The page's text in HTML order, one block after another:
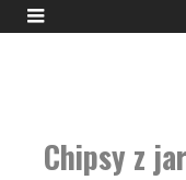
Chipsy z